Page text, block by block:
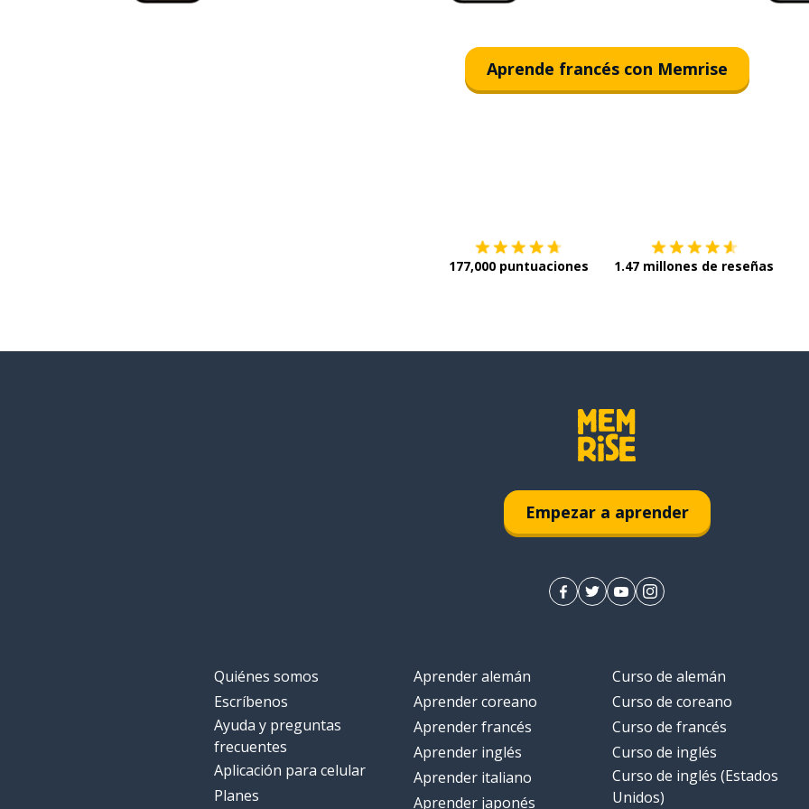
Aprende francés con Memrise
177,000 puntuaciones 1.47 millones de reseñas
Empezar a aprender
Quiénes somos
Escríbenos
Ayuda y preguntas
frecuentes
Aplicación para celular
Planes
Aprender alemán
Aprender coreano
Aprender francés
Aprender inglés
Aprender italiano
Aprender japonés
Curso de alemán
Curso de coreano
Curso de francés
Curso de inglés
Curso de inglés (Estados
Unidos)